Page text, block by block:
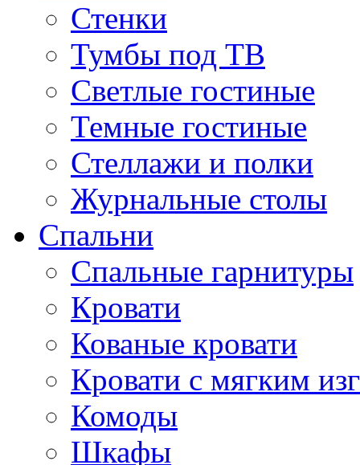
Стенки
Тумбы под ТВ
Светлые гостиные
Темные гостиные
Стеллажи и полки
Журнальные столы
Спальни
Спальные гарнитуры
Кровати
Кованые кровати
Кровати с мягким
Комоды
Шкафы